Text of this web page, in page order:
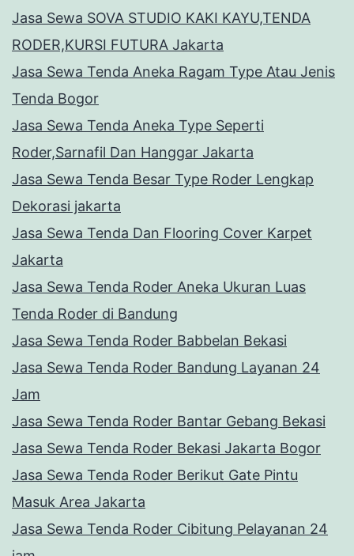
Jasa Sewa SOVA STUDIO KAKI KAYU,TENDA
RODER,KURSI FUTURA Jakarta
Jasa Sewa Tenda Aneka Ragam Type Atau Jenis
Tenda Bogor
Jasa Sewa Tenda Aneka Type Seperti
Roder,Sarnafil Dan Hanggar Jakarta
Jasa Sewa Tenda Besar Type Roder Lengkap
Dekorasi jakarta
Jasa Sewa Tenda Dan Flooring Cover Karpet
Jakarta
Jasa Sewa Tenda Roder Aneka Ukuran Luas
Tenda Roder di Bandung
Jasa Sewa Tenda Roder Babbelan Bekasi
Jasa Sewa Tenda Roder Bandung Layanan 24
Jam
Jasa Sewa Tenda Roder Bantar Gebang Bekasi
Jasa Sewa Tenda Roder Bekasi Jakarta Bogor
Jasa Sewa Tenda Roder Berikut Gate Pintu
Masuk Area Jakarta
Jasa Sewa Tenda Roder Cibitung Pelayanan 24